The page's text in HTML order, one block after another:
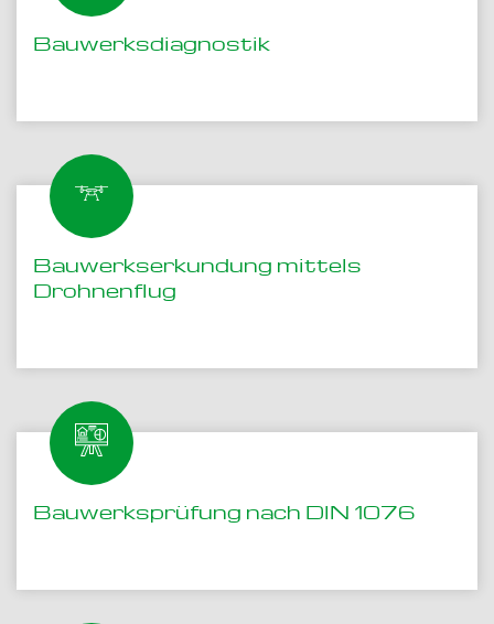
Bauwerksdiagnostik
Bauwerkserkundung mittels
Drohnenflug
Bauwerksprüfung nach DIN 1076